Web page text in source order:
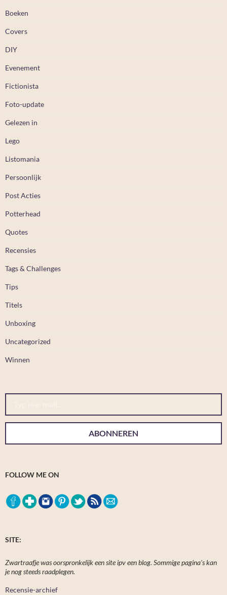
Boeken
Covers
DIY
Evenement
Fictionista
Foto-update
Gelezen in
Lego
Listomania
Persoonlijk
Post Acties
Potterhead
Quotes
Recensies
Tags & Challenges
Tips
Titels
Unboxing
Uncategorized
Winnen
Typ je e-mail...
ABONNEREN
FOLLOW ME ON
SITE:
Zwartraafje was oorspronkelijk een site ipv een blog. Sommige pagina's kan
je nog steeds raadplegen.
Recensie-archief